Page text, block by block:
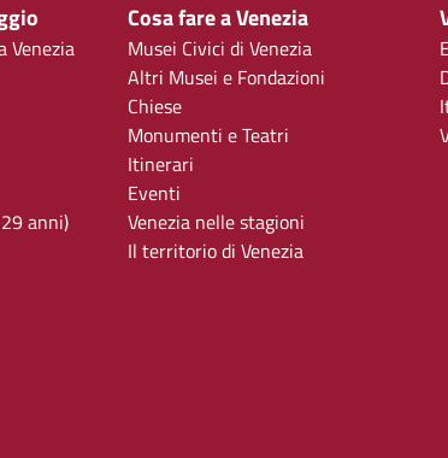
Venezia
anni)
Cosa fare a Venezia
Musei Civici di Venezia
Altri Musei e Fondazioni
Chiese
Monumenti e Teatri
Itinerari
Eventi
Venezia nelle stagioni
Il territorio di Venezia